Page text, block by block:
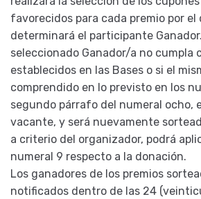
favorecidos para cada premio por el
determinará el participante
seleccionado Ganador/a no cumpla
establecidos en las Bases o si el
comprendido en lo previsto en los
segundo párrafo del numeral ocho,
vacante, y será nuevamente
a criterio del organizador, podrá
numeral 9 respecto a la donación.
Los ganadores de los premios
notificados dentro de las 24